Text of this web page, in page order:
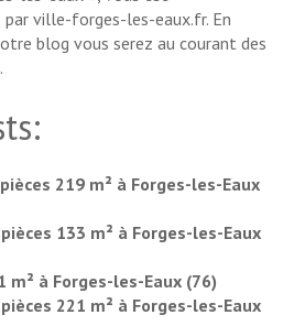
ville-forges-les-eaux.fr. En
blog vous serez au courant des
219 m² à Forges-les-Eaux
133 m² à Forges-les-Eaux
m² à Forges-les-Eaux (76)
221 m² à Forges-les-Eaux